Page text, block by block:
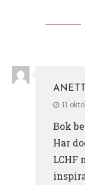
11
Bok
Har
LCHF